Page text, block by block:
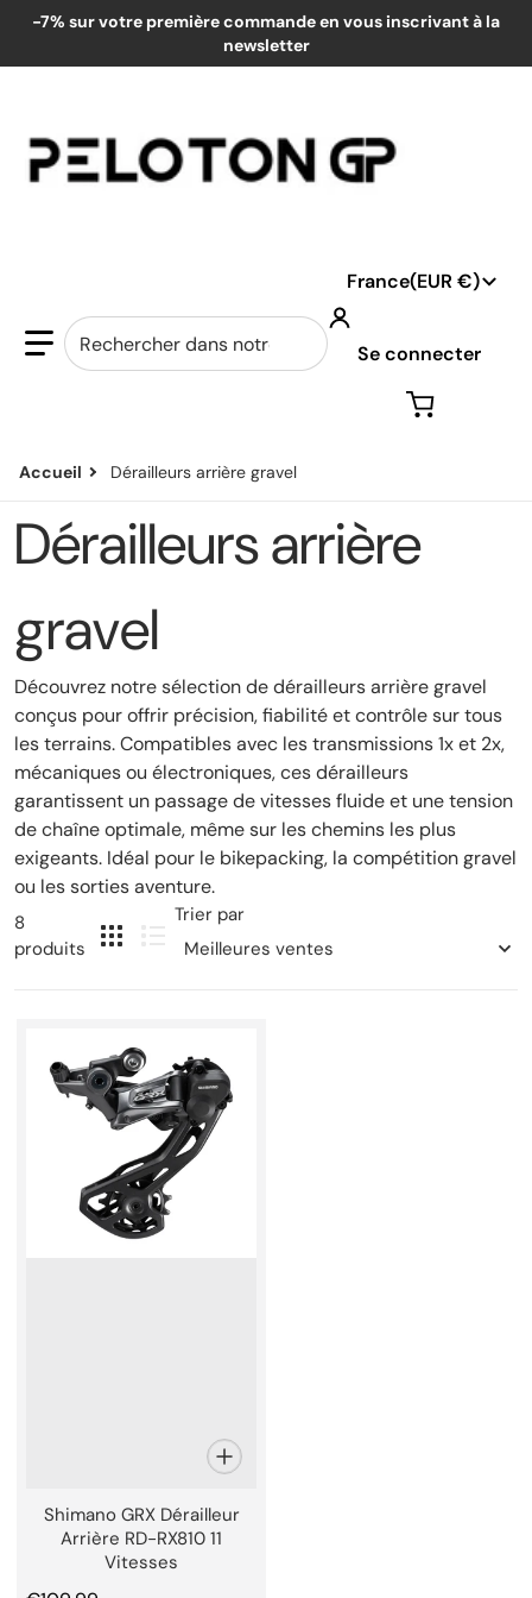
-7% sur votre première commande en vous inscrivant à la
newsletter
Rechercher dans notre boutique...
Pays/région
France EUR €
Se connecter
Accueil Dérailleurs arrière gravel
Dérailleurs arrière
gravel
Découvrez notre sélection de dérailleurs arrière gravel
conçus pour offrir précision, fiabilité et contrôle sur tous
les terrains. Compatibles avec les transmissions 1x et 2x,
mécaniques ou électroniques, ces dérailleurs
garantissent un passage de vitesses fluide et une tension
de chaîne optimale, même sur les chemins les plus
exigeants. Idéal pour le bikepacking, la compétition gravel
ou les sorties aventure.
8
produits
Trier par
Shimano GRX Dérailleur
Arrière RD-RX810 11
Vitesses